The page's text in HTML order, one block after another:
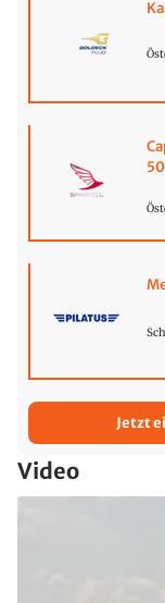
Jetzt
Video